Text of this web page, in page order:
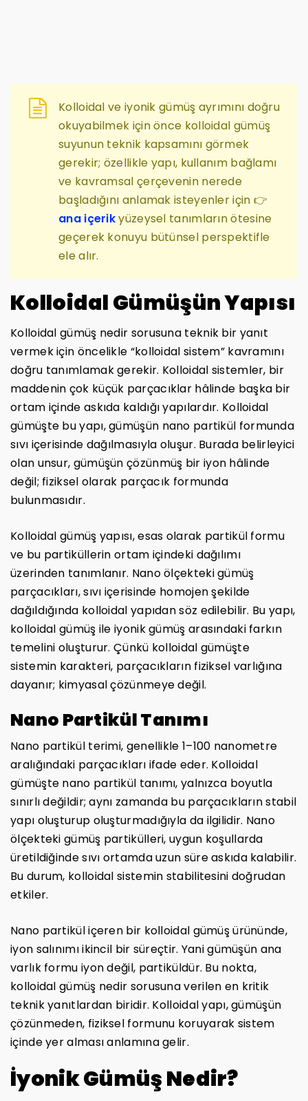
Kolloidal ve iyonik gümüş ayrımını doğru
okuyabilmek için önce kolloidal gümüş
suyunun teknik kapsamını görmek
gerekir; özellikle yapı, kullanım bağlamı
ve kavramsal çerçevenin nerede
başladığını anlamak isteyenler için 👉
ana içerikyüzeysel tanımların ötesine
geçerek konuyu bütünsel perspektifle
ele alır.
Kolloidal Gümüşün Yapısı
Kolloidal gümüş nedir sorusuna teknik bir yanıt
vermek için öncelikle “kolloidal sistem” kavramını
doğru tanımlamak gerekir. Kolloidal sistemler, bir
maddenin çok küçük parçacıklar hâlinde başka bir
ortam içinde askıda kaldığı yapılardır. Kolloidal
gümüşte bu yapı, gümüşün nano partikül formunda
sıvı içerisinde dağılmasıyla oluşur. Burada belirleyici
olan unsur, gümüşün çözünmüş bir iyon hâlinde
değil; fiziksel olarak parçacık formunda
bulunmasıdır.
Kolloidal gümüş yapısı, esas olarak partikül formu
ve bu partiküllerin ortam içindeki dağılımı
üzerinden tanımlanır. Nano ölçekteki gümüş
parçacıkları, sıvı içerisinde homojen şekilde
dağıldığında kolloidal yapıdan söz edilebilir. Bu yapı,
kolloidal gümüş ile iyonik gümüş arasındaki farkın
temelini oluşturur. Çünkü kolloidal gümüşte
sistemin karakteri, parçacıkların fiziksel varlığına
dayanır; kimyasal çözünmeye değil.
Nano Partikül Tanımı
Nano partikül terimi, genellikle 1–100 nanometre
aralığındaki parçacıkları ifade eder. Kolloidal
gümüşte nano partikül tanımı, yalnızca boyutla
sınırlı değildir; aynı zamanda bu parçacıkların stabil
yapı oluşturup oluşturmadığıyla da ilgilidir. Nano
ölçekteki gümüş partikülleri, uygun koşullarda
üretildiğinde sıvı ortamda uzun süre askıda kalabilir.
Bu durum, kolloidal sistemin stabilitesini doğrudan
etkiler.
Nano partikül içeren bir kolloidal gümüş ürününde,
iyon salınımı ikincil bir süreçtir. Yani gümüşün ana
varlık formu iyon değil, partiküldür. Bu nokta,
kolloidal gümüş nedir sorusuna verilen en kritik
teknik yanıtlardan biridir. Kolloidal yapı, gümüşün
çözünmeden, fiziksel formunu koruyarak sistem
içinde yer alması anlamına gelir.
İyonik Gümüş Nedir?